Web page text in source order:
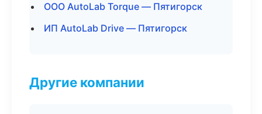
ООО AutoLab Torque — Пятигорск
ИП AutoLab Drive — Пятигорск
Другие компании